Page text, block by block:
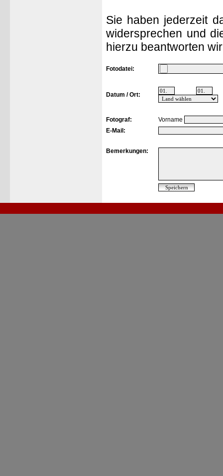
Sie haben jederzeit
widersprechen und
hierzu beantworten
Fotodatei:
Datum / Ort:
Fotograf:
Vorname
E-Mail:
Bemerkungen: